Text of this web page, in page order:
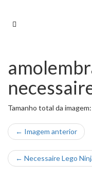
para
Tamanho total da imagem:
← Imagem anterior
← Necessaire Lego